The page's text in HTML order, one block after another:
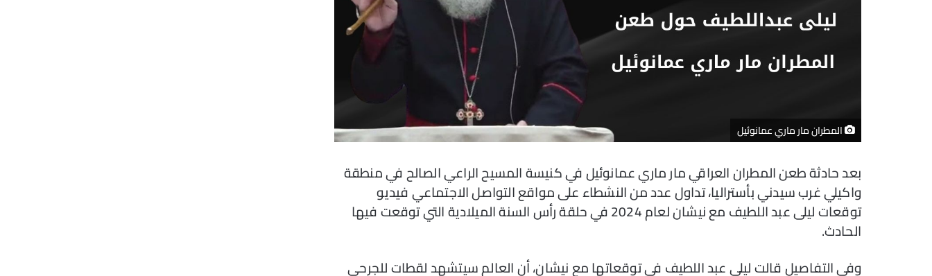
المطران مار ماري عمانوئيل
بعد حادثة طعن المطران العراقي مار ماري عمانوئيل في كنيسة المسيح الراعي الصالح في منطقة
واكيلي غرب سيدني بأستراليا، تداول عدد من النشطاء على مواقع التواصل الاجتماعي فيديو
توقعات ليلى عبد اللطيف مع نيشان لعام 2024 في حلقة رأس السنة الميلادية التي توقعت فيها
الحادث.
وفي التفاصيل قالت ليلى عبد اللطيف في توقعاتها مع نيشان، أن العالم سيتشهد لقطات للجرحى